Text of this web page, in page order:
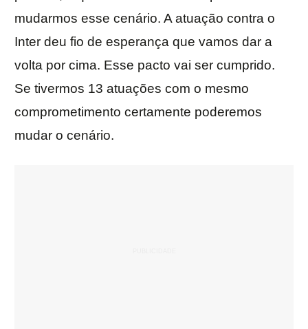
mudarmos esse cenário. A atuação contra o
Inter deu fio de esperança que vamos dar a
volta por cima. Esse pacto vai ser cumprido.
Se tivermos 13 atuações com o mesmo
comprometimento certamente poderemos
mudar o cenário.